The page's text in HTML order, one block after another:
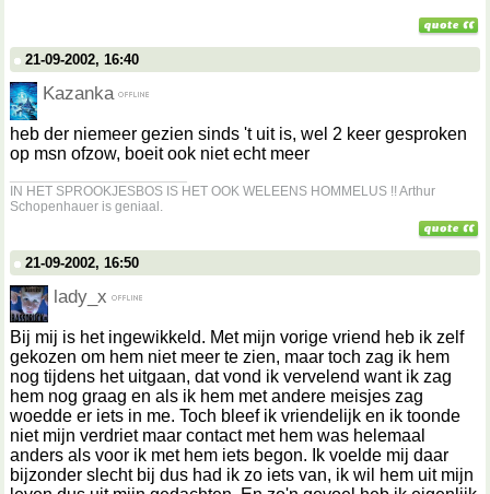
21-09-2002, 16:40
Kazanka
heb der niemeer gezien sinds 't uit is, wel 2 keer gesproken
op msn ofzow, boeit ook niet echt meer
IN HET SPROOKJESBOS IS HET OOK WELEENS HOMMELUS !! Arthur
Schopenhauer is geniaal.
21-09-2002, 16:50
lady_x
Bij mij is het ingewikkeld. Met mijn vorige vriend heb ik zelf
gekozen om hem niet meer te zien, maar toch zag ik hem
nog tijdens het uitgaan, dat vond ik vervelend want ik zag
hem nog graag en als ik hem met andere meisjes zag
woedde er iets in me. Toch bleef ik vriendelijk en ik toonde
niet mijn verdriet maar contact met hem was helemaal
anders als voor ik met hem iets begon. Ik voelde mij daar
bijzonder slecht bij dus had ik zo iets van, ik wil hem uit mijn